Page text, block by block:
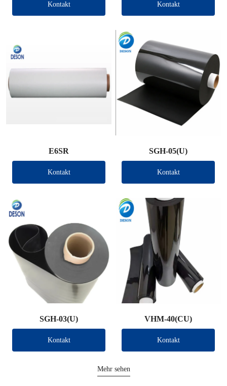
Kontakt Kontakt
E6SR
Kontakt
SGH-05(U)
Kontakt
SGH-03(U)
Kontakt
VHM-40(CU)
Kontakt
Mehr sehen